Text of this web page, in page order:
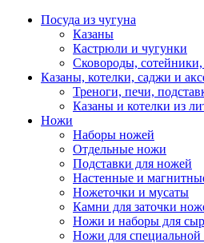
Посуда из чугуна
Казаны
Кастрюли и чугунки
Сковороды,
Казаны, котелки, саджи и
Треноги, печи,
Казаны и котелки из
Ножи
Наборы ножей
Отдельные ножи
Подставки для ножей
Настенные и
Ножеточки и мусаты
Камни для заточки
Ножи и наборы для
Ножи для специальной